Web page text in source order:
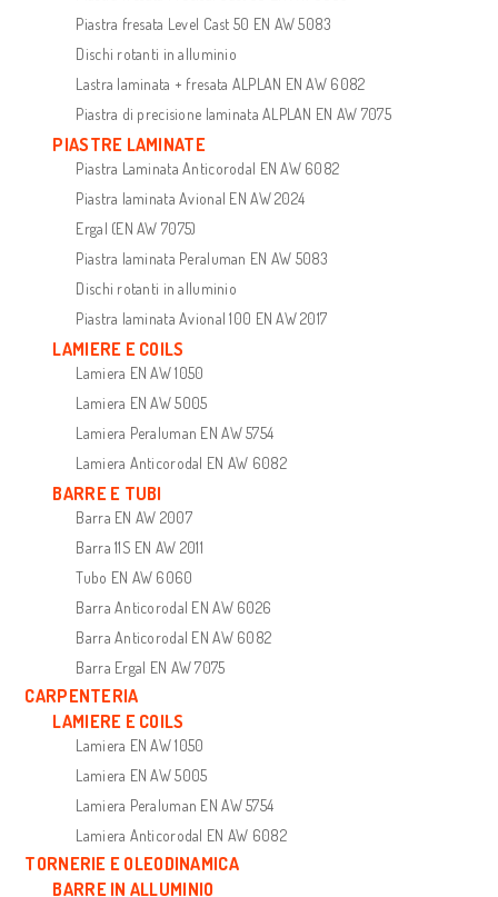
Piastra fresata Level Cast 50 EN AW 5083
Dischi rotanti in alluminio
Lastra laminata + fresata ALPLAN EN AW 6082
Piastra di precisione laminata ALPLAN EN AW 7075
PIASTRE LAMINATE
Piastra Laminata Anticorodal EN AW 6082
Piastra laminata Avional EN AW 2024
Ergal (EN AW 7075)
Piastra laminata Peraluman EN AW 5083
Dischi rotanti in alluminio
Piastra laminata Avional 100 EN AW 2017
LAMIERE E COILS
Lamiera EN AW 1050
Lamiera EN AW 5005
Lamiera Peraluman EN AW 5754
Lamiera Anticorodal EN AW 6082
BARRE E TUBI
Barra EN AW 2007
Barra 11S EN AW 2011
Tubo EN AW 6060
Barra Anticorodal EN AW 6026
Barra Anticorodal EN AW 6082
Barra Ergal EN AW 7075
CARPENTERIA
LAMIERE E COILS
Lamiera EN AW 1050
Lamiera EN AW 5005
Lamiera Peraluman EN AW 5754
Lamiera Anticorodal EN AW 6082
TORNERIE E OLEODINAMICA
BARRE IN ALLUMINIO